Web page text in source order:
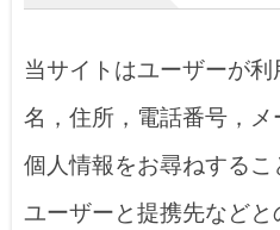
当サイトはユーザーが
名，住所，電話番号，
個人情報をお尋ねするこ
ユーザーと提携先など